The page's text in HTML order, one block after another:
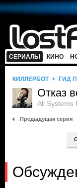
СЕРИАЛЫ КИНО
КИЛЛЕРБОТ ГИД
Отказ
All Systems
Предыдущая серия